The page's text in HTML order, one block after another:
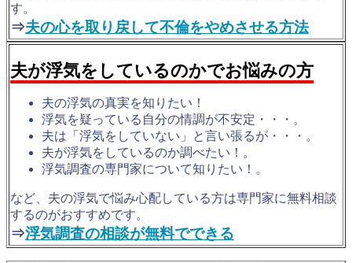
す。
⇒夫の心を取り戻して不倫をやめさせる方法
夫が浮気をしているのかでお悩みの方
夫の浮気の真実を知りたい！
浮気を疑っている自分の情調が不安定・・・。
夫は「浮気をしていない」と言い張るが・・・。
夫が浮気をしているのか調べたい！。
浮気調査の専門家について知りたい！。
など、夫の浮気で悩み心配している方は専門家に無料相談
するのがおすすめです。
⇒浮気調査の相談が無料でできる